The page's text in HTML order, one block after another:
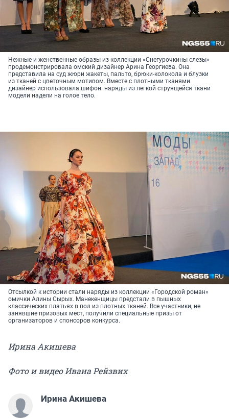
Нежные и женственные образы из коллекции «Снегурочкины слезы»
продемонстрировала омский дизайнер Арина Георгиева. Она
представила на суд жюри жакеты, пальто, брюки-колокола и блузки
из тканей с цветочным мотивом. Вместе с плотными тканями
дизайнер использовала шифон: наряды из легкой струящейся ткани
модели надели на голое тело.
Отсылкой к истории стали наряды из коллекции «Городской роман»
омички Алины Сырых. Манекенщицы предстали в пышных
классических платьях в пол из плотных тканей. Все участники, не
занявшие призовых мест, получили специальные призы от
организаторов и спонсоров конкурса.
Ирина Акишева
Фото и видео Ивана Рейзвих
Ирина Акишева